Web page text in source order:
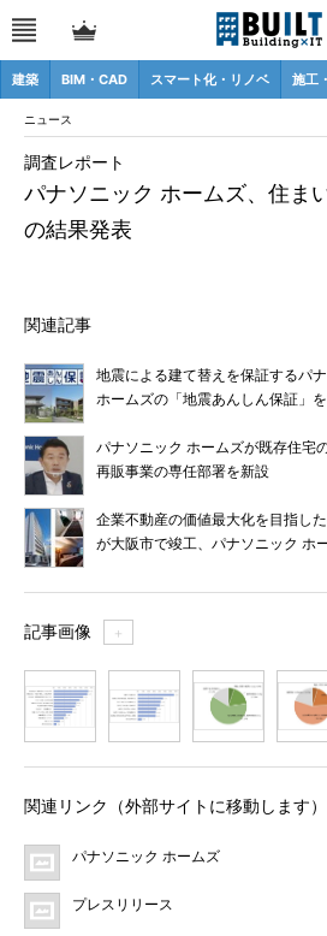
建築 BIM・CAD スマート化・リノベ 施工
ニュース
パナソニック ホームズ、住ま
の結果発表
調査レポート
関連記事
地震による建て替えを保証するパ
ホームズの「地震あんしん保証」
パナソニック ホームズが既存住宅
再販事業の専任部署を新設
企業不動産の価値最大化を目指し
が大阪市で竣工、パナソニック ホ
記事画像 ＋
関連リンク（外部サイトに移動します）
パナソニック ホームズ
プレスリリース